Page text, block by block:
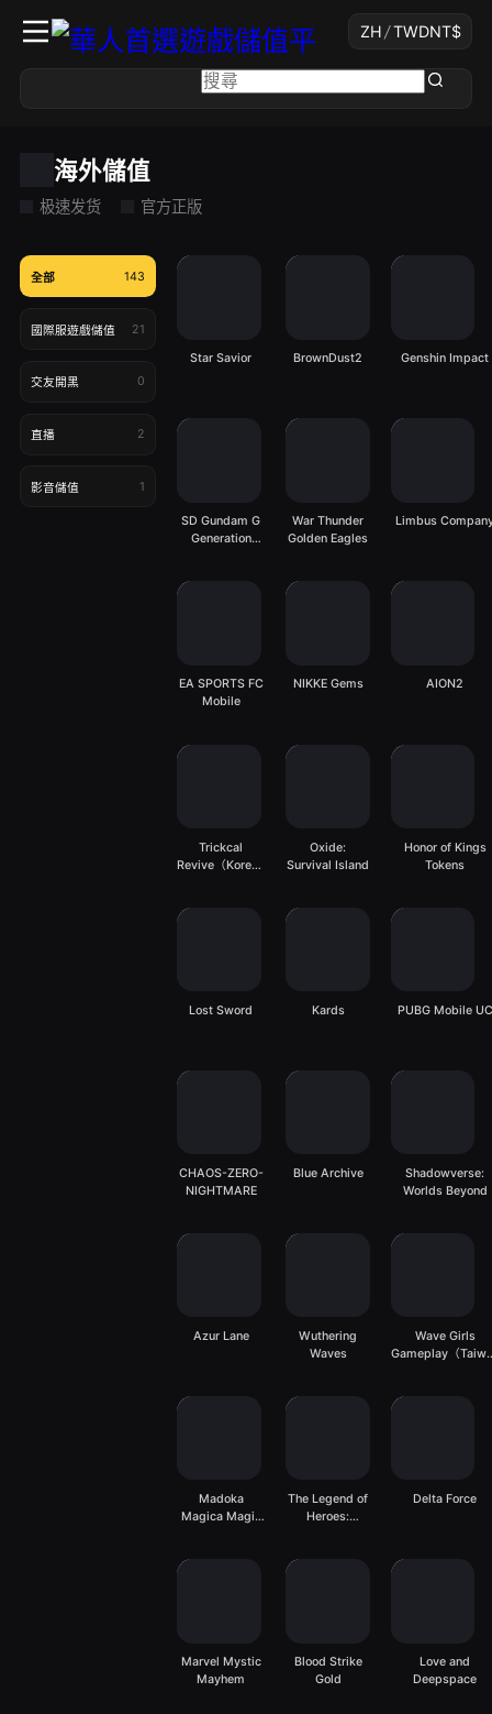
ZH/TWDNT$
海外儲值
极速发货 官方正版
全部 143
國際服遊戲儲值 21
交友開黑 0
直播 2
影音儲值 1
Star Savior BrownDust2 Genshin Impact
SD Gundam G
Generation
War Thunder
Golden Eagles
Limbus
EA SPORTS FC
Mobile
NIKKE Gems AION2
Trickcal
Revive（Korean
Oxide:
Survival Island
Honor of Kings
Tokens
Lost Sword Kards PUBG Mobile UC
CHAOS-ZERO-
NIGHTMARE
Blue Archive
Shadowverse:
Worlds Beyond
Azur Lane
Wuthering
Waves
Wave Girls
Gameplay（
Madoka
Magica Magia
The Legend of
Heroes:
Delta Force
Marvel Mystic
Mayhem
Blood Strike
Gold
Love and
Deepspace